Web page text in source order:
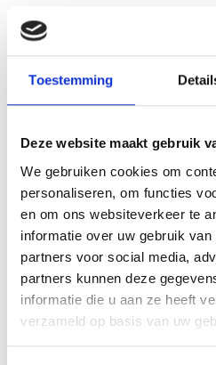
Toestemming
Deze website maakt gebruik
We gebruiken cookies om
personaliseren, om functies
en om ons websiteverkeer te
informatie over uw gebruik
partners voor social media,
partners kunnen deze
informatie die u aan ze heeft
verzameld op basis van uw
Strandzonen